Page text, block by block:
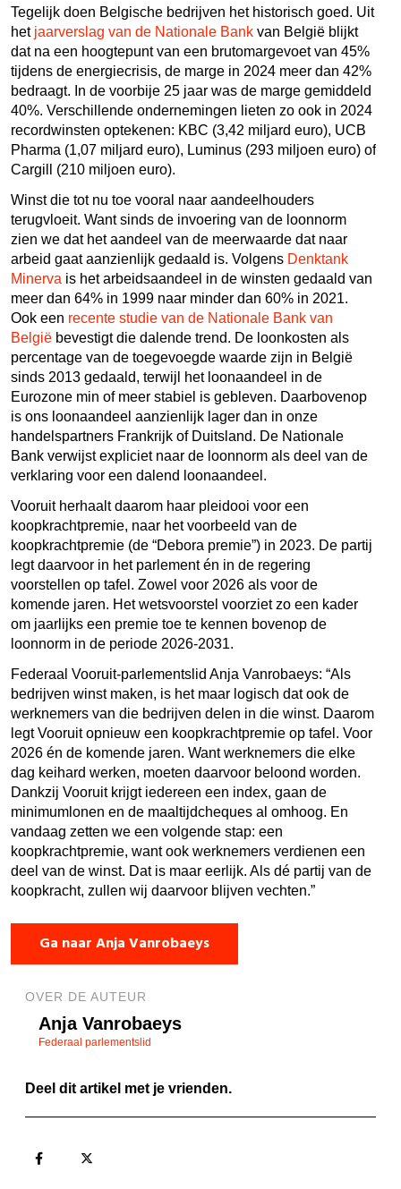
Tegelijk doen Belgische bedrijven het historisch goed. Uit
het jaarverslag van de Nationale Bank van België blijkt
dat na een hoogtepunt van een brutomargevoet van 45%
tijdens de energiecrisis, de marge in 2024 meer dan 42%
bedraagt. In de voorbije 25 jaar was de marge gemiddeld
40%. Verschillende ondernemingen lieten zo ook in 2024
recordwinsten optekenen: KBC (3,42 miljard euro), UCB
Pharma (1,07 miljard euro), Luminus (293 miljoen euro) of
Cargill (210 miljoen euro).
Winst die tot nu toe vooral naar aandeelhouders
terugvloeit. Want sinds de invoering van de loonnorm
zien we dat het aandeel van de meerwaarde dat naar
arbeid gaat aanzienlijk gedaald is. Volgens Denktank
Minerva is het arbeidsaandeel in de winsten gedaald van
meer dan 64% in 1999 naar minder dan 60% in 2021.
Ook een recente studie van de Nationale Bank van
België bevestigt die dalende trend. De loonkosten als
percentage van de toegevoegde waarde zijn in België
sinds 2013 gedaald, terwijl het loonaandeel in de
Eurozone min of meer stabiel is gebleven. Daarbovenop
is ons loonaandeel aanzienlijk lager dan in onze
handelspartners Frankrijk of Duitsland. De Nationale
Bank verwijst expliciet naar de loonnorm als deel van de
verklaring voor een dalend loonaandeel.
Vooruit herhaalt daarom haar pleidooi voor een
koopkrachtpremie, naar het voorbeeld van de
koopkrachtpremie (de “Debora premie”) in 2023. De partij
legt daarvoor in het parlement én in de regering
voorstellen op tafel. Zowel voor 2026 als voor de
komende jaren. Het wetsvoorstel voorziet zo een kader
om jaarlijks een premie toe te kennen bovenop de
loonnorm in de periode 2026-2031.
Federaal Vooruit-parlementslid Anja Vanrobaeys: “Als
bedrijven winst maken, is het maar logisch dat ook de
werknemers van die bedrijven delen in die winst. Daarom
legt Vooruit opnieuw een koopkrachtpremie op tafel. Voor
2026 én de komende jaren. Want werknemers die elke
dag keihard werken, moeten daarvoor beloond worden.
Dankzij Vooruit krijgt iedereen een index, gaan de
minimumlonen en de maaltijdcheques al omhoog. En
vandaag zetten we een volgende stap: een
koopkrachtpremie, want ook werknemers verdienen een
deel van de winst. Dat is maar eerlijk. Als dé partij van de
koopkracht, zullen wij daarvoor blijven vechten.”
Ga naar Anja Vanrobaeys
OVER DE AUTEUR
Anja Vanrobaeys
Federaal parlementslid
Deel dit artikel met je vrienden.